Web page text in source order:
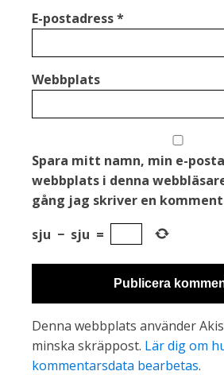
E-postadress*
Webbplats
Spara mitt namn, min e-
webbplats i denna
gång jag skriver en
sju − sju =
Denna webbplats använder
minska skräppost. Lär dig om
kommentarsdata bearbetas.